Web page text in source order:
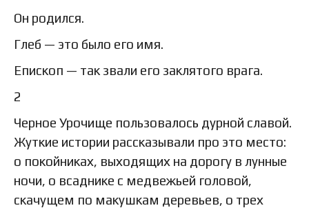
Он родился.
Глеб — это было его имя.
Епископ — так звали его заклятого врага.
2
Черное Урочище пользовалось дурной славой.
Жуткие истории рассказывали про это место:
о покойниках, выходящих на дорогу в лунные
ночи, о всаднике с медвежьей головой,
скачущем по макушкам деревьев, о трех